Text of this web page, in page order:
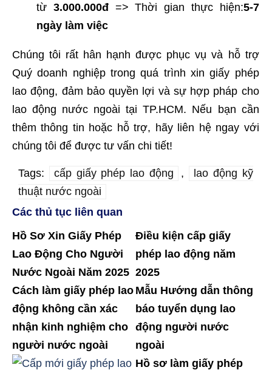
từ 3.000.000đ => Thời gian thực hiện:5-7
ngày làm việc
Chúng tôi rất hân hạnh được phục vụ và hỗ trợ
Quý doanh nghiệp trong quá trình xin giấy phép
lao động, đảm bảo quyền lợi và sự hợp pháp cho
lao động nước ngoài tại TP.HCM. Nếu bạn cần
thêm thông tin hoặc hỗ trợ, hãy liên hệ ngay với
chúng tôi để được tư vấn chi tiết!
Tags: cấp giấy phép lao động ,
lao động kỹ
thuật nước ngoài
Các thủ tục liên quan
Hồ Sơ Xin Giấy Phép
Lao Động Cho Người
Nước Ngoài Năm 2025
Điều kiện cấp giấy
phép lao động năm
2025
Cách làm giấy phép lao
động không cần xác
nhận kinh nghiệm cho
người nước ngoài
Mẫu Hướng dẫn thông
báo tuyển dụng lao
động người nước
ngoài
Hồ sơ làm giấy phép